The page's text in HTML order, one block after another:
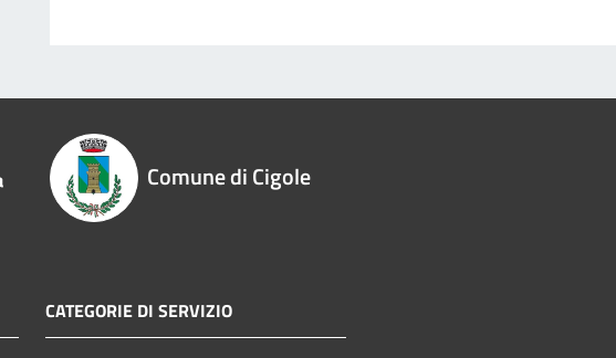
Comune di Cigole
CATEGORIE DI SERVIZIO